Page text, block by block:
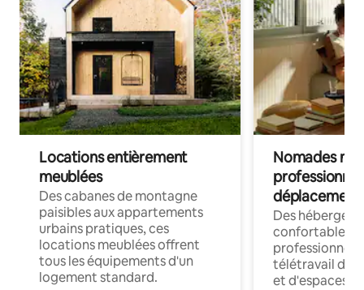
Locations entièrement
meublées
Des cabanes de montagne
paisibles aux appartements
urbains pratiques, ces
locations meublées offrent
tous les équipements d'un
logement standard.
Nomades
déplacement
Des
confortables
professionnels
télétravail
et d'espaces